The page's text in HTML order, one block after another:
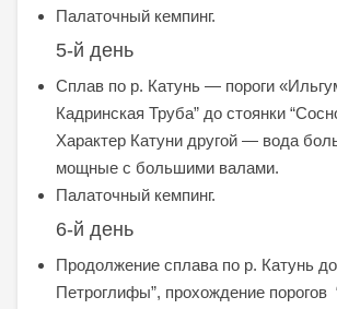
Палаточный кемпинг.
5-й день
Сплав по р. Катунь — пороги
Кадринская Труба” до стоянки
Характер Катуни другой — вода
мощные с большими валами.
Палаточный кемпинг.
6-й день
Продолжение сплава по р. Катунь до
Петроглифы”, прохождение